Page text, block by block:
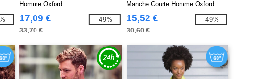
Homme Oxford
17,09 €
33,70 €
-49%
Manche Courte Homme Oxford
Coton
15,52 €
30,60 €
-49%